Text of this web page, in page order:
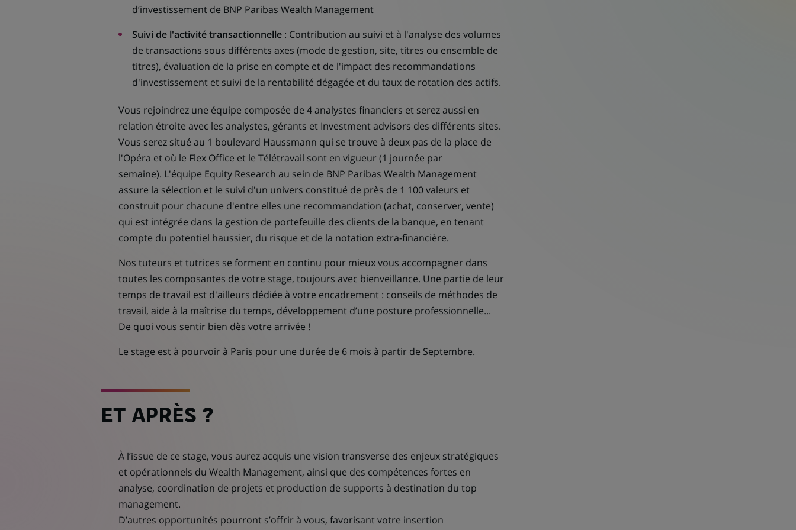
d’investissement de BNP Paribas Wealth Management
Suivi de l'activité transactionnelle: Contribution au suivi et à l'analyse des volumes
de transactions sous différents axes (mode de gestion, site, titres ou ensemble de
titres), évaluation de la prise en compte et de l'impact des recommandations
d'investissement et suivi de la rentabilité dégagée et du taux de rotation des actifs.
Vous rejoindrez une équipe composée de 4 analystes financiers et serez aussi en
relation étroite avec les analystes, gérants et Investment advisors des différents sites.
Vous serez situé au 1 boulevard Haussmann qui se trouve à deux pas de la place de
l'Opéra et où le Flex Office et le Télétravail sont en vigueur (1 journée par
semaine). L'équipe Equity Research au sein de BNP Paribas Wealth Management
assure la sélection et le suivi d'un univers constitué de près de 1 100 valeurs et
construit pour chacune d'entre elles une recommandation (achat, conserver, vente)
qui est intégrée dans la gestion de portefeuille des clients de la banque, en tenant
compte du potentiel haussier, du risque et de la notation extra-financière.
Nos tuteurs et tutrices se forment en continu pour mieux vous accompagner dans
toutes les composantes de votre stage, toujours avec bienveillance. Une partie de leur
temps de travail est d'ailleurs dédiée à votre encadrement : conseils de méthodes de
travail, aide à la maîtrise du temps, développement d’une posture professionnelle...
De quoi vous sentir bien dès votre arrivée !
Le stage est à pourvoir à Paris pour une durée de 6 mois à partir de Septembre.
ET APRÈS ?
À l’issue de ce stage, vous aurez acquis une vision transverse des enjeux stratégiques
et opérationnels du Wealth Management, ainsi que des compétences fortes en
analyse, coordination de projets et production de supports à destination du top
management.
D’autres opportunités pourront s’offrir à vous, favorisant votre insertion